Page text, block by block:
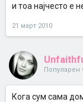
и тоа најчесто е
21 март 2010
Популарен
Кога сум сама